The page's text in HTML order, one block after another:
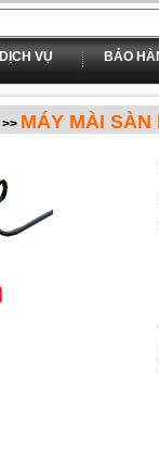
DỊCH VỤ BẢO
>> MÁY MÀI SÀN